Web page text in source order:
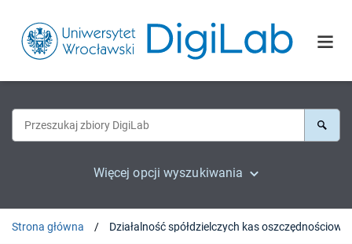
Więcej opcji wyszukiwania
Strona główna